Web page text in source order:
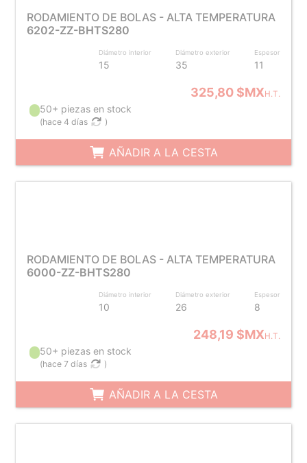
RODAMIENTO DE BOLAS - ALTA TEMPERATURA
6202-ZZ-BHTS280
Diámetro interior
15
Diámetro exterior
35
Espesor
11
325,80 $MXH.T.
50+ piezas en stock
(hace 4 días )
AÑADIR A LA CESTA
RODAMIENTO DE BOLAS - ALTA TEMPERATURA
6000-ZZ-BHTS280
Diámetro interior
10
Diámetro exterior
26
Espesor
8
248,19 $MXH.T.
50+ piezas en stock
(hace 7 días )
AÑADIR A LA CESTA